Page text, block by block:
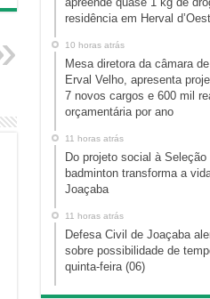
residência em Herval
10 horas atrás
Mesa diretora da câmara
Erval Velho, apresenta
7 novos cargos e 600 mil
orçamentária por ano
11 horas atrás
Do projeto social à Seleção
badminton transforma a
Joaçaba
11 horas atrás
Defesa Civil de Joaçaba
sobre possibilidade de
quinta-feira (06)